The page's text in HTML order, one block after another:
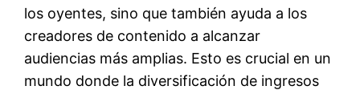
los oyentes, sino que también ayuda a los
creadores de contenido a alcanzar
audiencias más amplias. Esto es crucial en un
mundo donde la diversificación de ingresos